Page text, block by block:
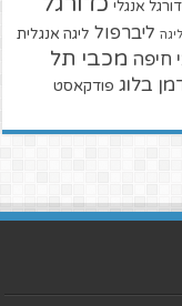
אנגלי
ליברפול ליגה אנגלית
חיפה מכבי תל
בלוג פודקאסט